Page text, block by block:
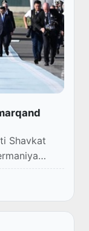
Shavkat
Olaf
bilan